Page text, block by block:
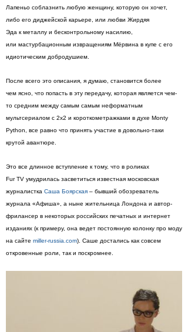
Лапеньо соблазнить любую женщину, которую он хочет,
либо его диджейской карьере, или любви Жирдяя
Эда к металлу и бесконтрольному насилию,
или мастурбационным извращениям Мёрвина в купе c его
идиотическим добродушием.
После всего это описания, я думаю, становится более
чем ясно, что попасть в эту передачу, которая является чем-
то средним между самым самым неформатным
мультсериалом с 2х2 и короткометражками в духе Monty
Python, все равно что принять участие в довольно-таки
крутой авантюре.
Это все длинное вступление к тому, что в роликах
Fur TV умудрилась засветиться известная московская
журналистка Саша Боярская – бывший обозреватель
журнала «Афиша», а ныне жительница Лондона и автор-
фрилансер в некоторых российских печатных и интернет
изданиях (к примеру, она ведет постоянную колонку про моду
на сайте miller-russia.com). Саше достались как совсем
откровенные роли, так и поскромнее.